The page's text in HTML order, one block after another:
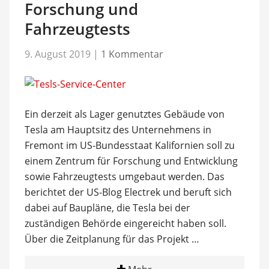
Forschung und
Fahrzeugtests
9. August 2019 | 1 Kommentar
Ein derzeit als Lager genutztes Gebäude von
Tesla am Hauptsitz des Unternehmens in
Fremont im US-Bundesstaat Kalifornien soll zu
einem Zentrum für Forschung und Entwicklung
sowie Fahrzeugtests umgebaut werden. Das
berichtet der US-Blog Electrek und beruft sich
dabei auf Baupläne, die Tesla bei der
zuständigen Behörde eingereicht haben soll.
Über die Zeitplanung für das Projekt …